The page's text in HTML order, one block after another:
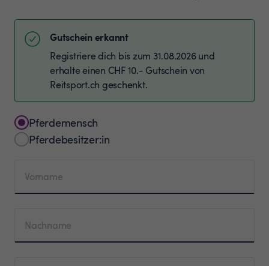
Gutschein erkannt
Registriere dich bis zum 31.08.2026 und
erhalte einen CHF 10.- Gutschein von
Reitsport.ch geschenkt.
Pferdemensch
Pferdebesitzer:in
Vorname
Nachname